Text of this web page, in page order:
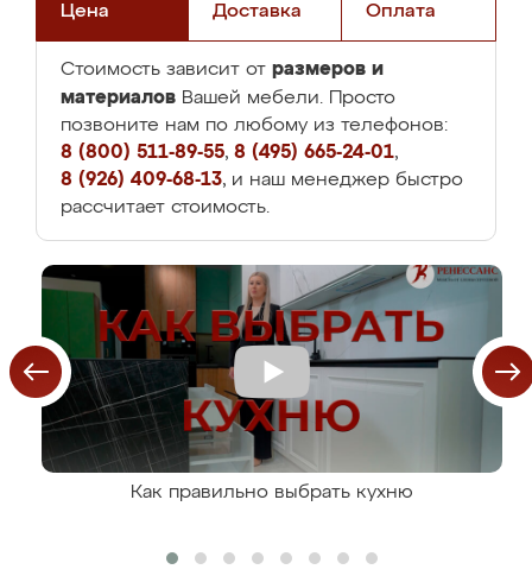
Цена Доставка Оплата
Стоимость зависит от размеров и
материалов Вашей мебели. Просто
позвоните нам по любому из телефонов:
8 (800) 511-89-55, 8 (495) 665-24-01,
8 (926) 409-68-13, и наш менеджер быстро
рассчитает стоимость.
Как правильно выбрать кухню